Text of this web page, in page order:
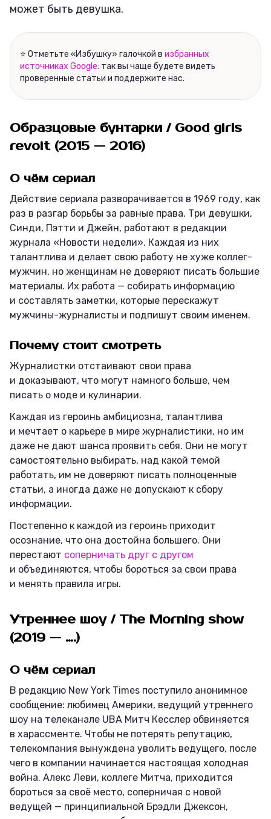
может быть девушка.
⭐ Отметьте «Избушку» галочкой в избранных
источниках Google: так вы чаще будете видеть
проверенные статьи и поддержите нас.
Образцовые бунтарки / Good girls
revoit (2015 — 2016)
О чём сериал
Действие сериала разворачивается в 1969 году, как
раз в разгар борьбы за равные права. Три девушки,
Синди, Пэтти и Джейн, работают в редакции
журнала «Новости недели». Каждая из них
талантлива и делает свою работу не хуже коллег-
мужчин, но женщинам не доверяют писать большие
материалы. Их работа — собирать информацию
и составлять заметки, которые перескажут
мужчины-журналисты и подпишут своим именем.
Почему стоит смотреть
Журналистки отстаивают свои права
и доказывают, что могут намного больше, чем
писать о моде и кулинарии.
Каждая из героинь амбициозна, талантлива
и мечтает о карьере в мире журналистики, но им
даже не дают шанса проявить себя. Они не могут
самостоятельно выбирать, над какой темой
работать, им не доверяют писать полноценные
статьи, а иногда даже не допускают к сбору
информации.
Постепенно к каждой из героинь приходит
осознание, что она достойна большего. Они
перестают соперничать друг с другом
и объединяются, чтобы бороться за свои права
и менять правила игры.
Утреннее шоу / The Morning show
(2019 — ….)
О чём сериал
В редакцию New York Times поступило анонимное
сообщение: любимец Америки, ведущий утреннего
шоу на телеканале UBA Митч Кесслер обвиняется
в харассменте. Чтобы не потерять репутацию,
телекомпания вынуждена уволить ведущего, после
чего в компании начинается настоящая холодная
война. Алекс Леви, коллеге Митча, приходится
бороться за своё место, соперничая с новой
ведущей — принципиальной Брэдли Джексон,